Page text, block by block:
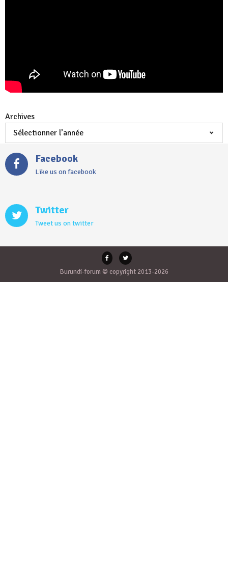
Archives
Facebook
Like us on facebook
Twitter
Tweet us on twitter
Burundi-forum © copyright 2013-2026